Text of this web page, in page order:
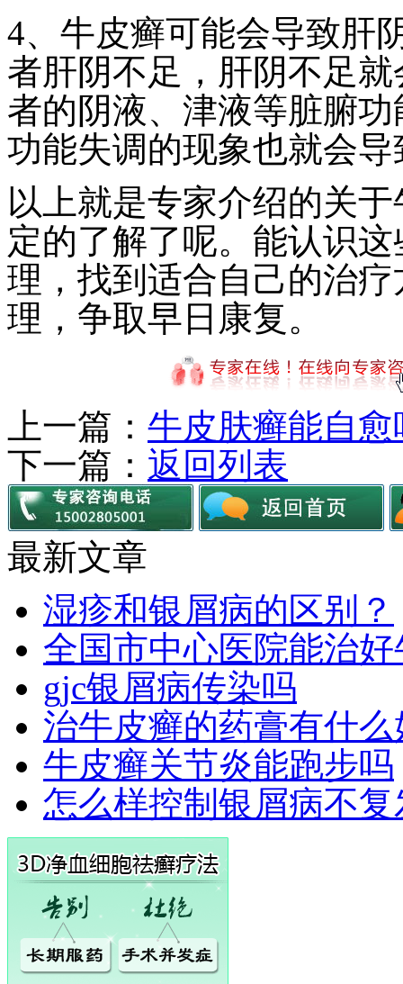
4、牛皮癣可能会导致肝
者肝阴不足，肝阴不足
者的阴液、津液等脏腑
功能失调的现象也就会
以上就是专家介绍的关
定的了解了呢。能认识
理，找到适合自己的治
理，争取早日康复。
上一篇： 牛皮肤癣能自愈
下一篇： 返回列表
最新文章
湿疹和银屑病的区别？
全国市中心医院能治
gjc银屑病传染吗
治牛皮癣的药膏有什
牛皮癣关节炎能跑步吗
怎么样控制银屑病不